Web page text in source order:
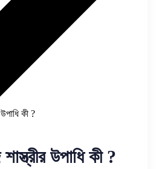
উপাধি কী ?
উপাধি কী ?